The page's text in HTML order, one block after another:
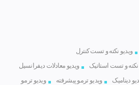
ویدیو نکته و تست کنترل
نکته و تست استاتیک
ویدیو معادلات دیفرانسیل
دینامیک ویدیو ترمو پیشرفته
ویدیو ترمو